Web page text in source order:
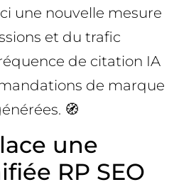
une nouvelle mesure
et du trafic
de citation IA
de marque
🧭
une
RP SEO